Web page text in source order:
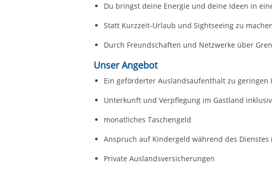
Du bringst deine Energie und deine Ideen in
Statt Kurzzeit-Urlaub und Sightseeing zu
Durch Freundschaften und Netzwerke über
Unser Angebot
Ein geförderter Auslandsaufenthalt zu geringen
Unterkunft und Verpflegung im Gastland
monatliches Taschengeld
Anspruch auf Kindergeld während des Dienstes
Private Auslandsversicherungen